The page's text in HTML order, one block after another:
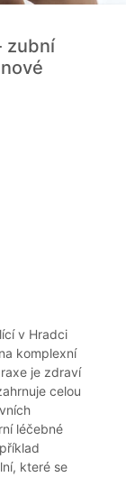
zubní
v Hradci
komplexní
je zdraví
celou
léčebné
které se